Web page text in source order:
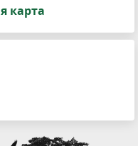
карта